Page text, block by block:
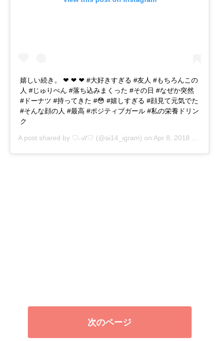
嬉しい続き。 ❤︎ ❤︎ ❤︎ #大好きすぎる #友人 #もちろんこの
人 #じゅりぺん #落ち込みまくった #その日 #なぜか突然
#ドーナツ #持ってきた #😳 #嬉しすぎる #顔見て元気でた
#そんな顔の人 #最高 #ポジティブガール #私の栄養ドリン
ク
A post shared by ♡𝒜𝐼♡ (@ai14_igram) on Apr 8, 2018 at 9:42am PDT
次のページ